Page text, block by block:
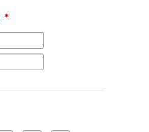
＊